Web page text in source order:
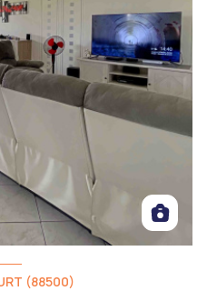
(88500)